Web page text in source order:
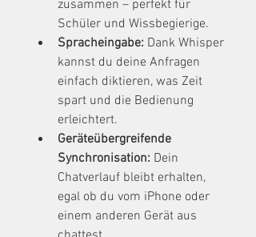
zusammen – perfekt für
Schüler und Wissbegierige.
Spracheingabe: Dank Whisper
kannst du deine Anfragen
einfach diktieren, was Zeit
spart und die Bedienung
erleichtert.
Geräteübergreifende
Synchronisation: Dein
Chatverlauf bleibt erhalten,
egal ob du vom iPhone oder
einem anderen Gerät aus